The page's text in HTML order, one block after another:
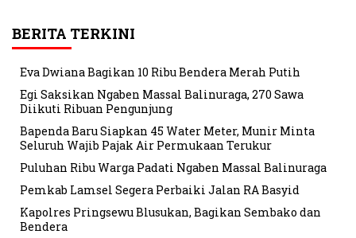
BERITA TERKINI
Eva Dwiana Bagikan 10 Ribu Bendera Merah Putih
Egi Saksikan Ngaben Massal Balinuraga, 270 Sawa
Diikuti Ribuan Pengunjung
Bapenda Baru Siapkan 45 Water Meter, Munir Minta
Seluruh Wajib Pajak Air Permukaan Terukur
Puluhan Ribu Warga Padati Ngaben Massal Balinuraga
Pemkab Lamsel Segera Perbaiki Jalan RA Basyid
Kapolres Pringsewu Blusukan, Bagikan Sembako dan
Bendera